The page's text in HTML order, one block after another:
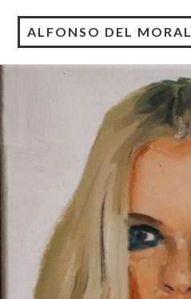
ALFONSO DEL MORAL